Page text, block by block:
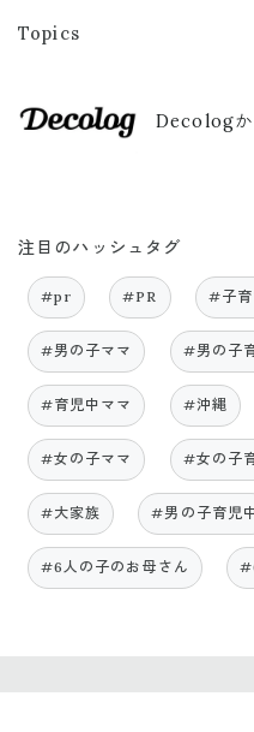
Topics
Decologか
注目のハッシュタグ
#pr #PR #子育
#男の子ママ #男の子
#育児中ママ #沖縄
#女の子ママ #女の子
#大家族 #男の子育児
#6人の子のお母さん